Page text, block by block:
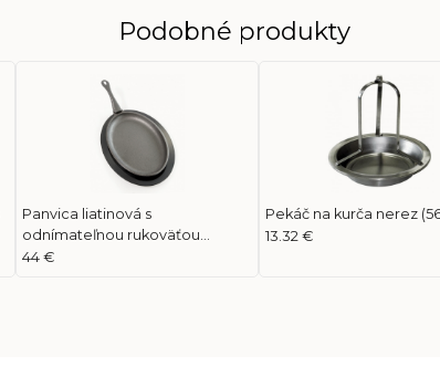
Podobné produkty
Panvica liatinová s
odnímateľnou rukoväťou
(56003)
44 €
Pekáč na kurča nerez
13.32 €